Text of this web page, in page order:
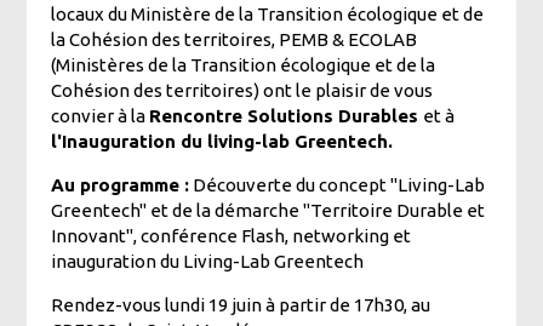
locaux du Ministère de la Transition écologique et de
la Cohésion des territoires, PEMB & ECOLAB
(Ministères de la Transition écologique et de la
Cohésion des territoires) ont le plaisir de vous
convier à la Rencontre Solutions Durables et à
l'Inauguration du living-lab Greentech.
Au programme : Découverte du concept "Living-Lab
Greentech" et de la démarche "Territoire Durable et
Innovant", conférence Flash, networking et
inauguration du Living-Lab Greentech
Rendez-vous lundi 19 juin à partir de 17h30, au